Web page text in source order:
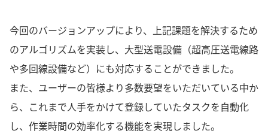
今回のバージョンアップにより、上記課題を解決するため
のアルゴリズムを実装し、大型送電設備（超高圧送電線路
や多回線設備など）にも対応することができました。
また、ユーザーの皆様より多数要望をいただいている中か
ら、これまで人手をかけて登録していたタスクを自動化
し、作業時間の効率化する機能を実現しました。